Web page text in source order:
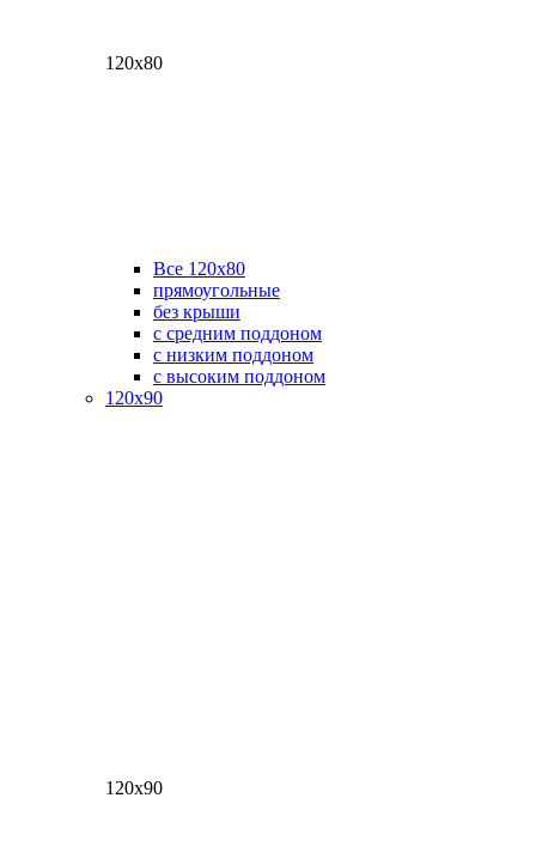
120х80
Все 120х80
прямоугольные
без крыши
с средним поддоном
с низким поддоном
с высоким поддоном
120х90
120х90